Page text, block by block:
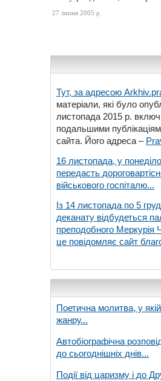
27 липня 2005 р.
Тут, за адресою
матеріали, які було
листопада 2015 р.
подальшими
сайта. Його адреса –
16 листопада, у
передасть
військового госпіталю...
Із 14 листопада по 5
деканату відбудеться
преподобного Меркурія
це повідомляє сайт
Поетична молитва, у
жанру...
Автобіографічна
до сьогоднішніх днів...
Події від царизму і до